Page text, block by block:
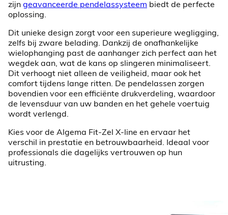
zijn geavanceerde pendelassysteem biedt de perfecte
oplossing.
Dit unieke design zorgt voor een superieure wegligging,
zelfs bij zware belading. Dankzij de onafhankelijke
wielophanging past de aanhanger zich perfect aan het
wegdek aan, wat de kans op slingeren minimaliseert.
Dit verhoogt niet alleen de veiligheid, maar ook het
comfort tijdens lange ritten. De pendelassen zorgen
bovendien voor een efficiënte drukverdeling, waardoor
de levensduur van uw banden en het gehele voertuig
wordt verlengd.
Kies voor de Algema Fit-Zel X-line en ervaar het
verschil in prestatie en betrouwbaarheid. Ideaal voor
professionals die dagelijks vertrouwen op hun
uitrusting.